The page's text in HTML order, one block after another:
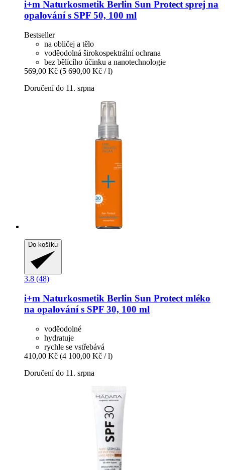
i+m Naturkosmetik Berlin Sun Protect sprej na
opalování s SPF 50, 100 ml
Bestseller
na obličej a tělo
voděodolná širokospektrální ochrana
bez bělícího účinku a nanotechnologie
569,00 Kč (5 690,00 Kč / l)
Doručení do 11. srpna
Do košíku
3.8 (48)
i+m Naturkosmetik Berlin Sun Protect mléko
na opalování s SPF 30, 100 ml
voděodolné
hydratuje
rychle se vstřebává
410,00 Kč (4 100,00 Kč / l)
Doručení do 11. srpna